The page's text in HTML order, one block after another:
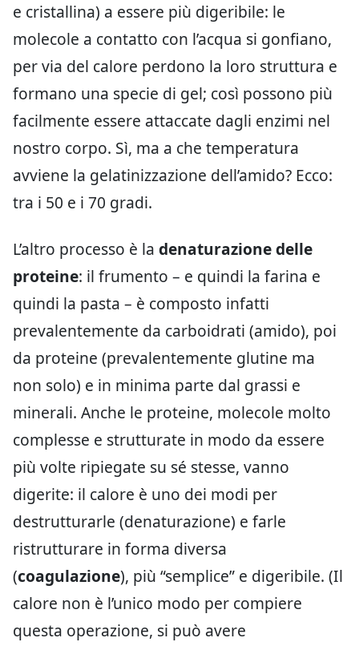
e cristallina) a essere più digeribile: le
molecole a contatto con l’acqua si gonfiano,
per via del calore perdono la loro struttura e
formano una specie di gel; così possono più
facilmente essere attaccate dagli enzimi nel
nostro corpo. Sì, ma a che temperatura
avviene la gelatinizzazione dell’amido? Ecco:
tra i 50 e i 70 gradi.
L’altro processo è la denaturazione delle
proteine: il frumento – e quindi la farina e
quindi la pasta – è composto infatti
prevalentemente da carboidrati (amido), poi
da proteine (prevalentemente glutine ma
non solo) e in minima parte dal grassi e
minerali. Anche le proteine, molecole molto
complesse e strutturate in modo da essere
più volte ripiegate su sé stesse, vanno
digerite: il calore è uno dei modi per
destrutturarle (denaturazione) e farle
ristrutturare in forma diversa
(coagulazione), più “semplice” e digeribile. (Il
calore non è l’unico modo per compiere
questa operazione, si può avere